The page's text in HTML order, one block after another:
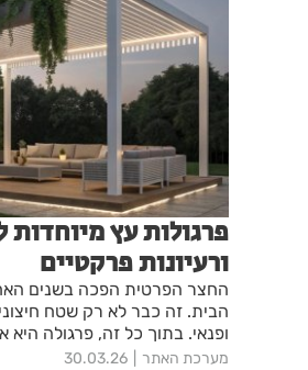
פרגולות עץ
ורעיונות פרקטיים
החצר הפרטית הפכה בשנים
הבית. זה כבר לא רק שטח
ופנאי. בתוך כל זה, פרגולה
שמעצבים את החוויה —
מערכת האתר 30.03.26